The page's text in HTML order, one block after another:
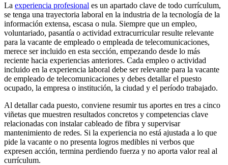
La experiencia profesional es un apartado clave de todo currículum,
se tenga una trayectoria laboral en la industria de la tecnología de la
información extensa, escasa o nula. Siempre que un empleo,
voluntariado, pasantía o actividad extracurricular resulte relevante
para la vacante de empleado o empleada de telecomunicaciones,
merece ser incluido en esta sección, empezando desde lo más
reciente hacia experiencias anteriores. Cada empleo o actividad
incluido en la experiencia laboral debe ser relevante para la vacante
de empleado de telecomunicaciones y debes detallar el puesto
ocupado, la empresa o institución, la ciudad y el período trabajado.
Al detallar cada puesto, conviene resumir tus aportes en tres a cinco
viñetas que muestren resultados concretos y competencias clave
relacionadas con instalar cableado de fibra y supervisar
mantenimiento de redes. Si la experiencia no está ajustada a lo que
pide la vacante o no presenta logros medibles ni verbos que
expresen acción, termina perdiendo fuerza y no aporta valor real al
currículum.